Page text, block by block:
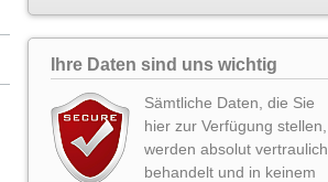
Ihre Daten sind uns wichtig
Sämtliche Daten, die Sie
hier zur Verfügung stellen,
werden absolut vertraulich
behandelt und in keinem